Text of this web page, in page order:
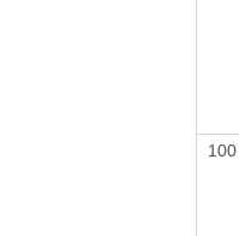
100